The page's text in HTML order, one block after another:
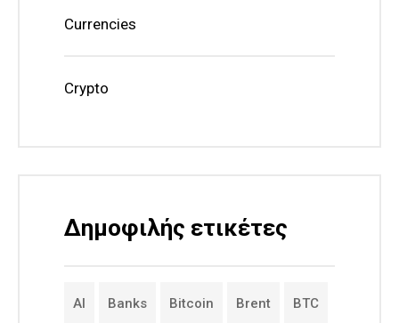
Currencies
Crypto
Δημοφιλής ετικέτες
AI Banks Bitcoin Brent BTC